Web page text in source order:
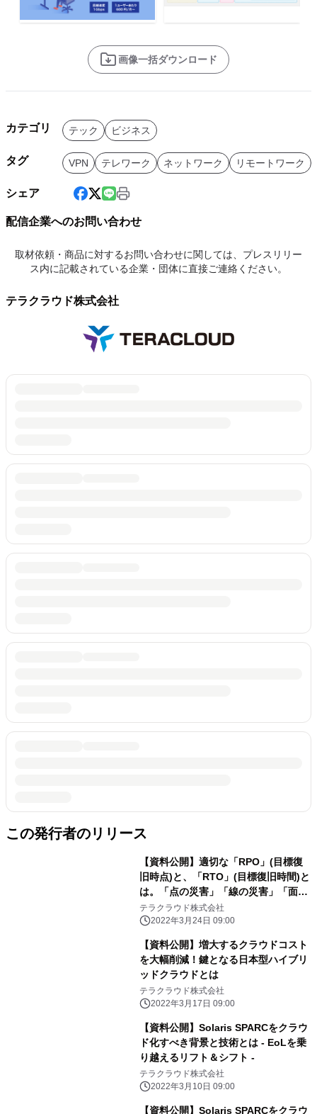
画像一括ダウンロード
カテゴリ テック ビジネス
タグ VPN テレワーク ネットワーク リモートワーク
シェア
配信企業へのお問い合わせ
取材依頼・商品に対するお問い合わせに関しては、プレスリリー
ス内に記載されている企業・団体に直接ご連絡ください。
テラクラウド株式会社
この発行者のリリース
【資料公開】適切な「RPO」(目標復
旧時点)と、「RTO」(目標復旧時間)と
は。「点の災害」「線の災害」「面の
災害」。DR は3 つの視点で考える。
テラクラウド株式会社
2022年3月24日 09:00
【資料公開】増大するクラウドコスト
を大幅削減！鍵となる日本型ハイブリ
ッドクラウドとは
テラクラウド株式会社
2022年3月17日 09:00
【資料公開】Solaris SPARCをクラウ
ド化すべき背景と技術とは - EoLを乗
り越えるリフト＆シフト -
テラクラウド株式会社
2022年3月10日 09:00
【資料公開】Solaris SPARCをクラウ